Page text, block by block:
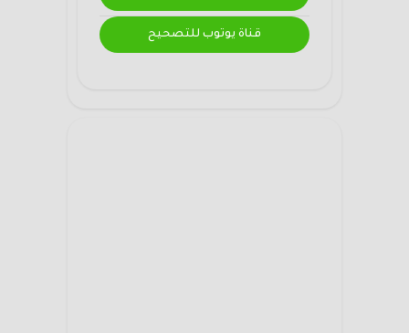
قناة يوتوب للتصحيح